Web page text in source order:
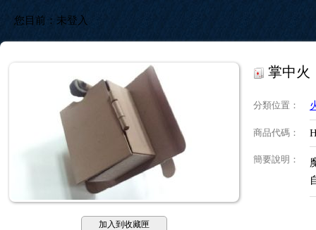
您目前： 未登入
加入到收藏匣
掌中火
分類位置 ：
商品代碼 ：
簡要說明 ：